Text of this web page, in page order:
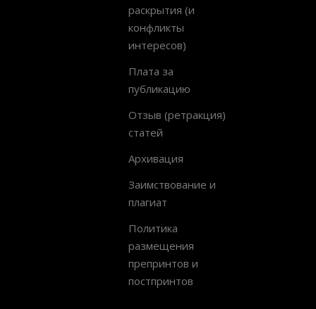
раскрытия (и
конфликты
интересов)
Плата за
публикацию
Отзыв (ретракция)
статей
Архивация
Заимствование и
плагиат
Политика
размещения
препринтов и
постпринтов